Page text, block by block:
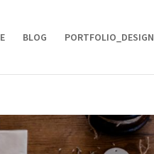
BLOG PORTFOLIO_DESIGN